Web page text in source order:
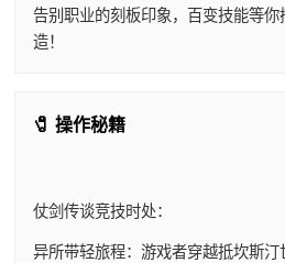
告别职业的刻板印象，百变技能等
造！
🧷 操作秘籍
仗剑传谈竞技时处：
异所带轻旅程：游戏者穿越抵坎斯